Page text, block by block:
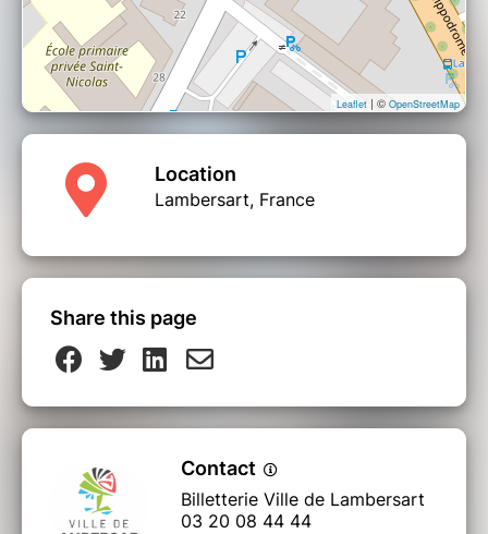
Leaflet | © OpenStreetMap
Location
Lambersart, France
Share this page
Contact
Billetterie Ville de Lambersart
03 20 08 44 44